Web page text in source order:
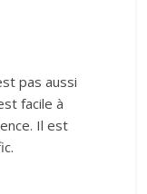
pas aussi
facile à
Il est